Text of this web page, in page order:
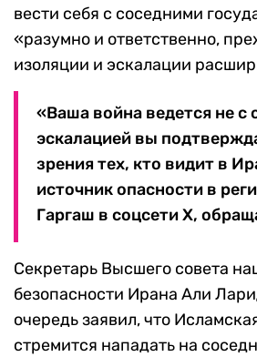
вести себя с соседними
«разумно и ответственно,
изоляции и эскалации
«Ваша война ведется не с
эскалацией вы
зрения тех, кто видит в
источник опасности в
Гаргаш в соцсети Х,
Секретарь Высшего совета
безопасности Ирана Али
очередь заявил, что
стремится нападать на